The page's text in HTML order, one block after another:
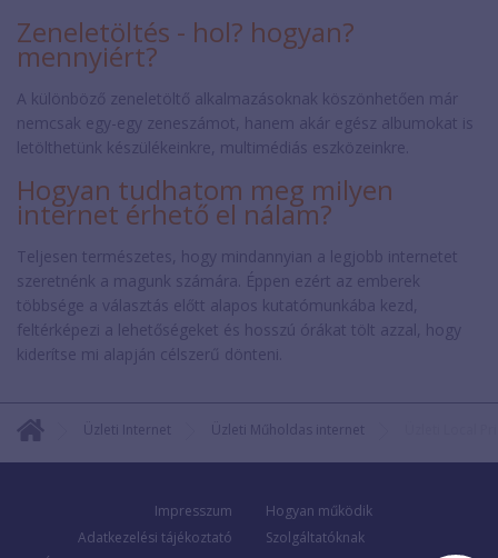
Zeneletöltés - hol? hogyan?
mennyiért?
A különböző zeneletöltő alkalmazásoknak köszönhetően már
nemcsak egy-egy zeneszámot, hanem akár egész albumokat is
letölthetünk készülékeinkre, multimédiás eszközeinkre.
Hogyan tudhatom meg milyen
internet érhető el nálam?
Teljesen természetes, hogy mindannyian a legjobb internetet
szeretnénk a magunk számára. Éppen ezért az emberek
többsége a választás előtt alapos kutatómunkába kezd,
feltérképezi a lehetőségeket és hosszú órákat tölt azzal, hogy
kiderítse mi alapján célszerű dönteni.
Üzleti Internet Üzleti Műholdas internet
Impresszum
Adatkezelési tájékoztató
Hogyan működik
Szolgáltatóknak